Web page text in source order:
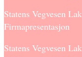
Statens Vegvesen
Firmapresentasjon
Statens Vegvesen